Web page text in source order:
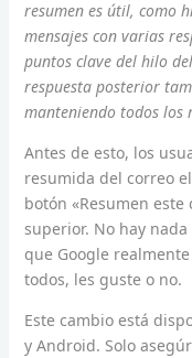
resumen es útil, como
mensajes con varias
puntos clave del hilo
respuesta posterior
manteniendo todos los
Antes de esto, los
resumida del correo
botón «Resumen
superior. No hay
que Google
todos, les guste o no.
Este cambio está
y Android. Solo